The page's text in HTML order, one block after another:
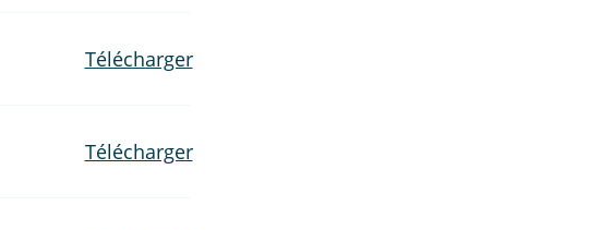
Télécharger
Télécharger